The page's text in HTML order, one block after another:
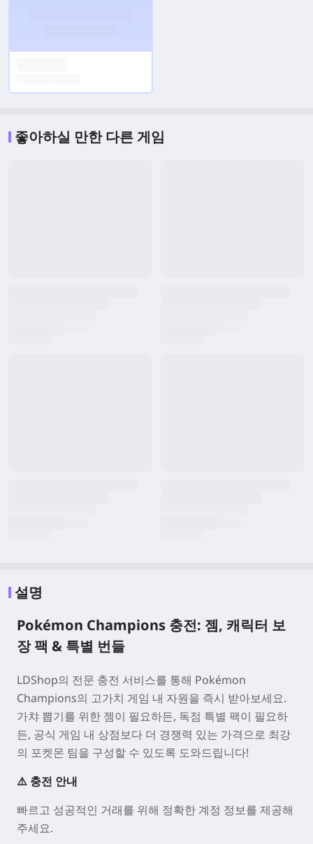
좋아하실 만한 다른 게임
설명
Pokémon Champions 충전: 젬, 캐릭터 보
장 팩 & 특별 번들
LDShop의 전문 충전 서비스를 통해 Pokémon
Champions의 고가치 게임 내 자원을 즉시 받아보세요.
가챠 뽑기를 위한 젬이 필요하든, 독점 특별 팩이 필요하
든, 공식 게임 내 상점보다 더 경쟁력 있는 가격으로 최강
의 포켓몬 팀을 구성할 수 있도록 도와드립니다!
⚠️ 충전 안내
빠르고 성공적인 거래를 위해 정확한 계정 정보를 제공해
주세요.